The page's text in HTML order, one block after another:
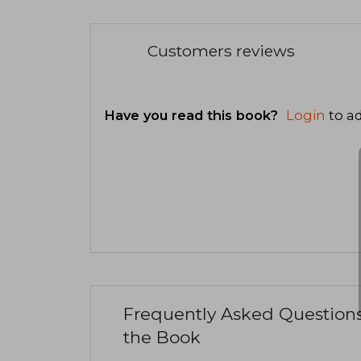
Customers reviews
Have you read this book? Login to
Frequently Asked
the Book